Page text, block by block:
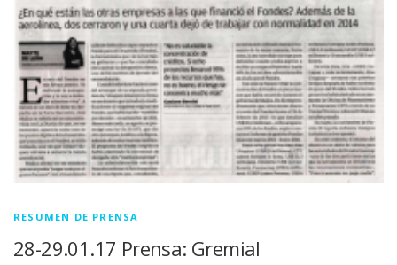
RESUMEN DE PRENSA
28-29.01.17 Prensa: Gremial